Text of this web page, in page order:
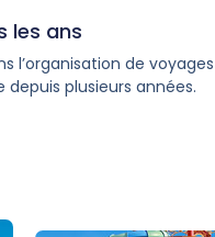
les ans
l’organisation de
plusieurs années.